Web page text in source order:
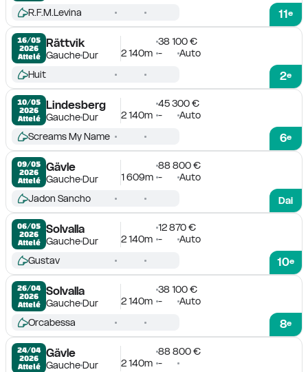
11e
R.F.M.Levina
16/05
2026
Attelé
Rättvik
GaucheDur
38 100 €
2 140m - Auto
2e
Huit
10/05
2026
Attelé
Lindesberg
GaucheDur
45 300 €
2 140m - Auto
6e
Screams My Name
09/05
2026
Attelé
Gävle
GaucheDur
88 800 €
1 609m -
Auto
Dai
Jadon Sancho
06/05
2026
Attelé
Solvalla
GaucheDur
12 870 €
2 140m - Auto
10e
Gustav
26/04
2026
Attelé
Solvalla
GaucheDur
38 100 €
2 140m - Auto
8e
Orcabessa
24/04
2026
Attelé
Gävle
GaucheDur
88 800 €
2 140m -